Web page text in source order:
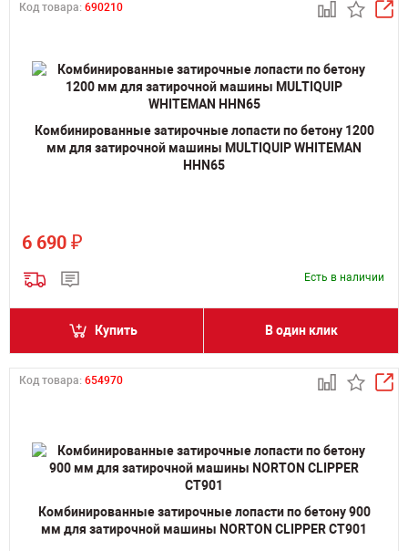
Код товара: 690210
Комбинированные затирочные лопасти по бетону 1200
мм для затирочной машины MULTIQUIP WHITEMAN
HHN65
6 690 ₽
Есть в наличии
Купить В один клик
Код товара: 654970
Комбинированные затирочные лопасти по бетону 900
мм для затирочной машины NORTON CLIPPER CT901